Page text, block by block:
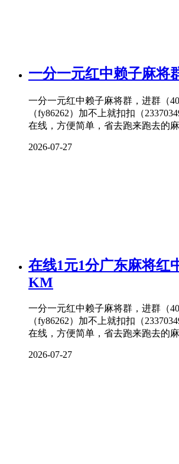
一分一元红中赖子麻将
一分一元红中赖子麻将群，进群（
（fy86262）加不上就扣扣（
在线，方便简单，省去跑来跑去的麻
2026-07-27
在线1元1分广东麻将红
KM
一分一元红中赖子麻将群，进群（
（fy86262）加不上就扣扣（
在线，方便简单，省去跑来跑去的麻
2026-07-27